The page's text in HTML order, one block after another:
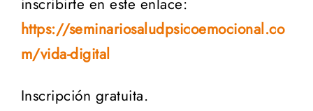
inscribirte en este enlace:
https://seminariosaludpsicoemocional.co
m/vida-digital
Inscripción gratuita.